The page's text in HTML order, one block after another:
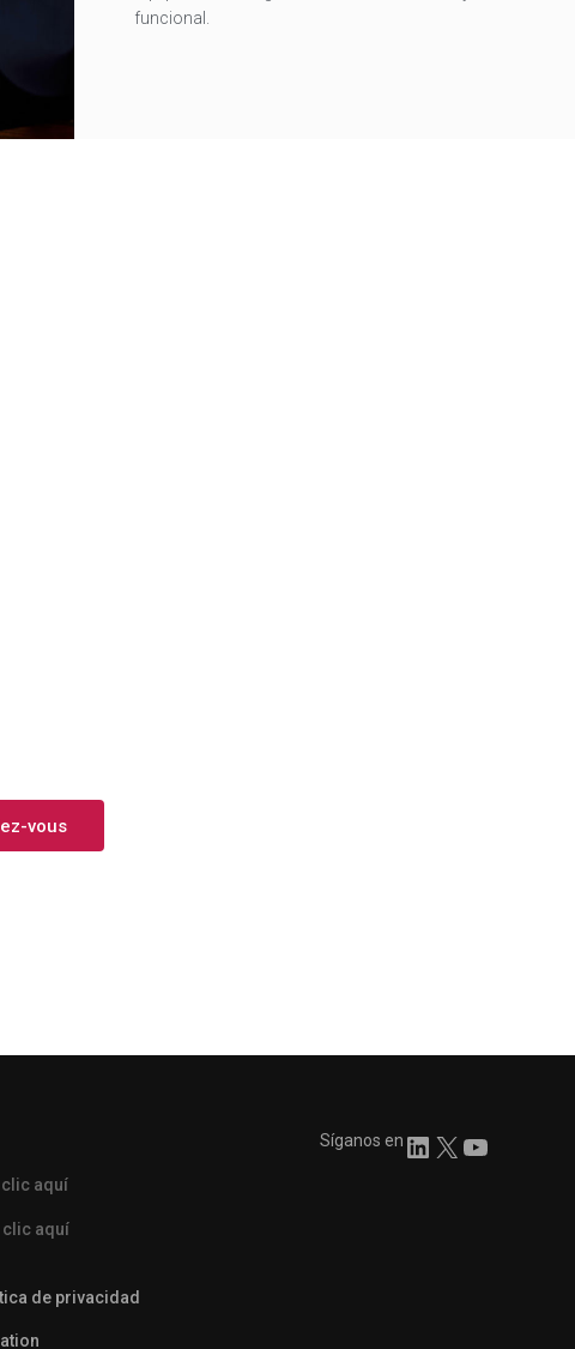
funcional.
vous
clic aquí
clic aquí
de privacidad
Síganos en